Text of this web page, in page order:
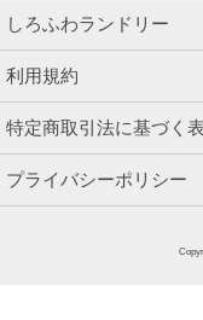
しろふわランドリー
利用規約
特定商取引法に基づく
プライバシーポリシー